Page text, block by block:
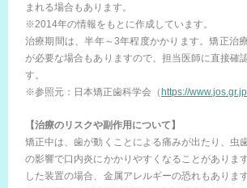
まれる場合もあります。
※2014年の情報をもとに作成しています。
治療期間は、半年～3年程度かかります。矯正治
が必要な場合もありますので、担当医師に直接確
す。
※参照元：日本矯正歯科学会（https://
【治療のリスクや副作用について】
矯正中は、歯が動くことによる痛みが出たり、虫
の影響で口内炎にかかりやすくなることがありま
した装置の場合、金属アレルギーの恐れもありま